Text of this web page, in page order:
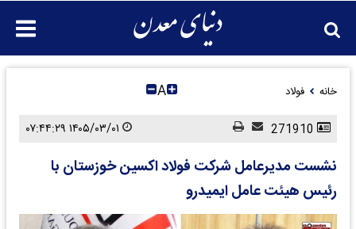
خانه فولاد A
نشست مدیرعامل شرکت فولاد اکسین خوزستان با
رئیس هیئت عامل ایمیدرو